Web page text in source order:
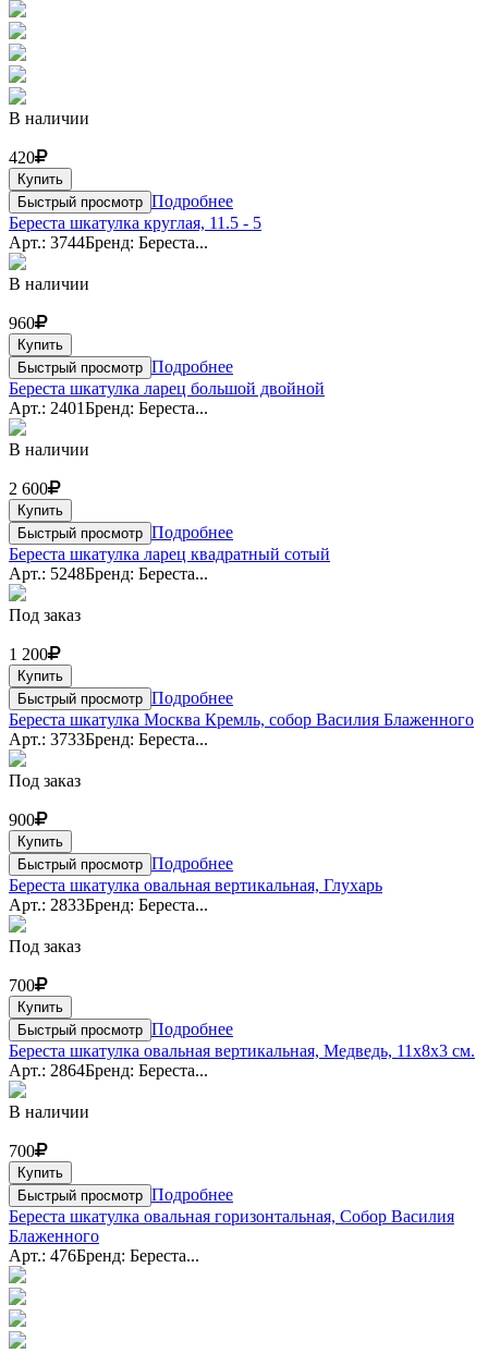
В наличии
420
Купить
Быстрый просмотр Подробнее
Береста шкатулка круглая, 11.5 - 5
Арт.: 3744Бренд: Береста...
В наличии
960
Купить
Быстрый просмотр Подробнее
Береста шкатулка ларец большой двойной
Арт.: 2401Бренд: Береста...
В наличии
2 600
Купить
Быстрый просмотр Подробнее
Береста шкатулка ларец квадратный сотый
Арт.: 5248Бренд: Береста...
Под заказ
1 200
Купить
Быстрый просмотр Подробнее
Береста шкатулка Москва Кремль, собор Василия Блаженного
Арт.: 3733Бренд: Береста...
Под заказ
900
Купить
Быстрый просмотр Подробнее
Береста шкатулка овальная вертикальная, Глухарь
Арт.: 2833Бренд: Береста...
Под заказ
700
Купить
Быстрый просмотр Подробнее
Береста шкатулка овальная вертикальная, Медведь, 11x8x3 см.
Арт.: 2864Бренд: Береста...
В наличии
700
Купить
Быстрый просмотр Подробнее
Береста шкатулка овальная горизонтальная, Собор Василия
Блаженного
Арт.: 476Бренд: Береста...